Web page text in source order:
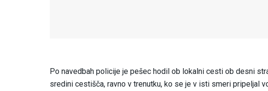
Po navedbah policije je pešec hodil ob lokalni cesti ob desni
sredini cestišča, ravno v trenutku, ko se je v isti smeri pripeljal